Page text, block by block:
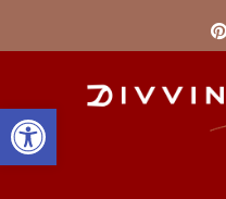
Barra de Ferramentas Aberta